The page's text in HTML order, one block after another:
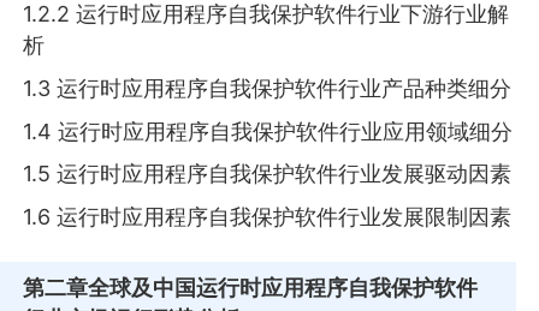
1.2.2 运行时应用程序自我保护软件行业下游行业解
析
1.3 运行时应用程序自我保护软件行业产品种类细分
1.4 运行时应用程序自我保护软件行业应用领域细分
1.5 运行时应用程序自我保护软件行业发展驱动因素
1.6 运行时应用程序自我保护软件行业发展限制因素
第二章全球及中国运行时应用程序自我保护软件